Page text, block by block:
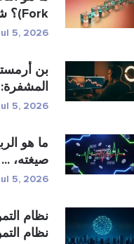
Fork)؟ شرح تر�...
5, 2026
بن
5, 2026
ما هو
صيغته، ...
5, 2026
نظام
نظام